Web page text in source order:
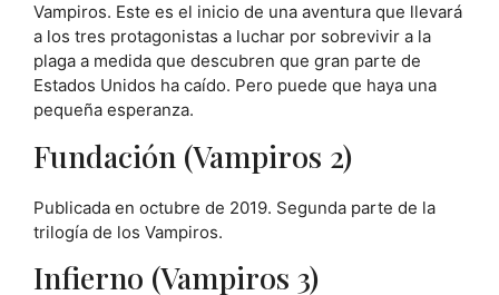
Vampiros. Este es el inicio de una aventura que llevará
a los tres protagonistas a luchar por sobrevivir a la
plaga a medida que descubren que gran parte de
Estados Unidos ha caído. Pero puede que haya una
pequeña esperanza.
Fundación (Vampiros 2)
Publicada en octubre de 2019. Segunda parte de la
trilogía de los Vampiros.
Infierno (Vampiros 3)